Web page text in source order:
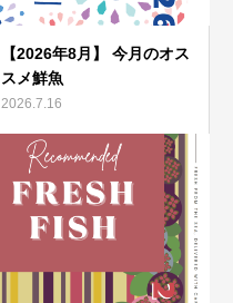
【2026年8月】 今月のオス
スメ鮮魚
2026.7.16